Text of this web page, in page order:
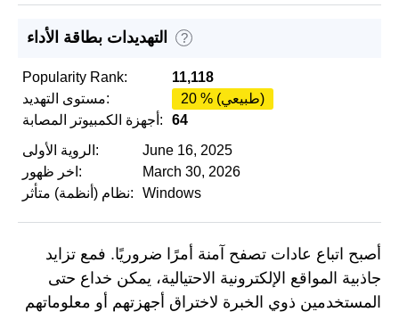
التهديدات بطاقة الأداء ?
Popularity Rank:
11,118
مستوى التهديد:
20 % (طبيعي)
أجهزة الكمبيوتر المصابة:
64
الروية الأولى:
June 16, 2025
اخر ظهور:
March 30, 2026
نظام (أنظمة) متأثر:
Windows
أصبح اتباع عادات تصفح آمنة أمرًا ضروريًا. فمع تزايد
جاذبية المواقع الإلكترونية الاحتيالية، يمكن خداع حتى
المستخدمين ذوي الخبرة لاختراق أجهزتهم أو معلوماتهم